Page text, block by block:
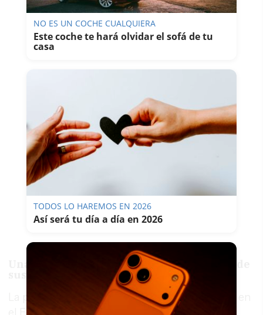
Una semana para recorrer Cádiz a través de
La programación arrancará el lunes 18 de mayo en
NO ES UN COCHE CUALQUIERA
Este coche te hará olvidar el sofá de tu
casa
TODOS LO HAREMOS EN 2026
Así será tu día a día en 2026